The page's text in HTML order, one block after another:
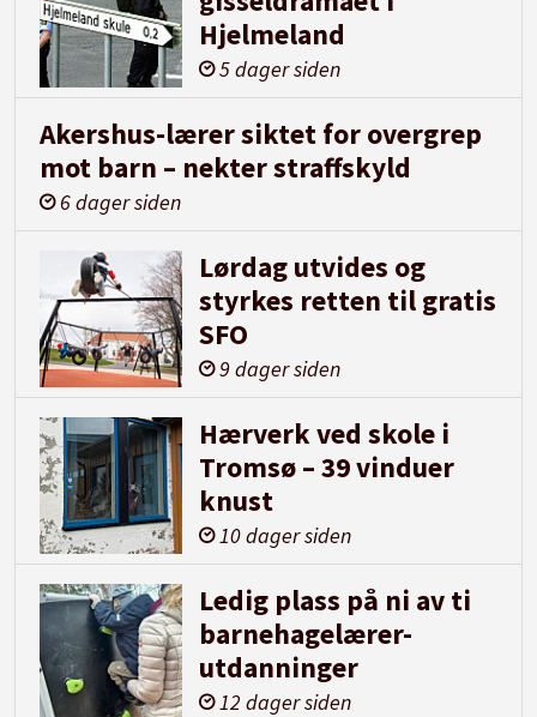
Hjelmeland
5 dager siden
Akershus-lærer siktet for overgrep
mot barn – nekter straffskyld
6 dager siden
Lørdag utvides og
styrkes retten til gratis
SFO
9 dager siden
Hærverk ved skole i
Tromsø – 39 vinduer
knust
10 dager siden
Ledig plass på ni av ti
barnehagelærer-
utdanninger
12 dager siden